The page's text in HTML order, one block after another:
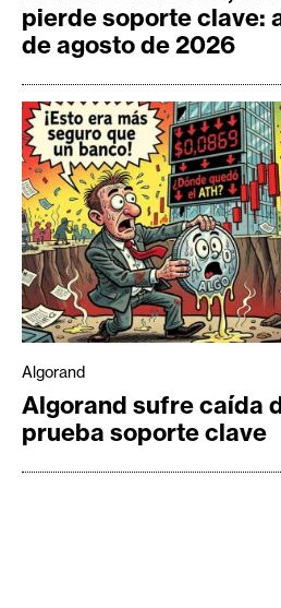
pierde soporte clave:
de agosto de 2026
Algorand
Algorand sufre caída
prueba soporte clave